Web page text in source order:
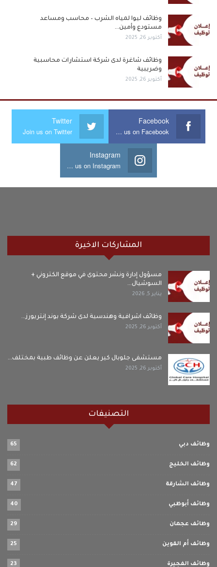
وظائف ليوا لمياه الشرب – محاسب ومساعد
مستودع وأمين…
أكتوبر 26, 2025
وظائف شاغرة لدى شركة استشارات محاسبية
وضريبية
أكتوبر 26, 2025
Facebook
Join us on Facebook
Twitter
Join us on Twitter
Instagram
Join us on Instagram
المشاركات الاخيرة
مسؤول إدارة ونشر محتوى في موقع الكتروني +
السوشيال…
يناير 5, 2026
وظائف اشرافية وهندسية لدى شركة بوند إنتريورز…
أكتوبر 26, 2025
مستشفى جلوبال كير يعلن عن وظائف طبية بمختلف…
أكتوبر 26, 2025
التصنيفات
وظائف دبي 65
وظائف الخليج 62
وظائف الشارقة 47
وظائف أبوظبي 40
وظائف عجمان 29
وظائف أم القوين 25
وظائف الفجيرة 23